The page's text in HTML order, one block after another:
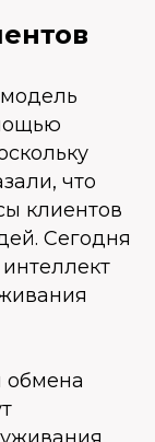
что
клиентов
Сегодня
обмена